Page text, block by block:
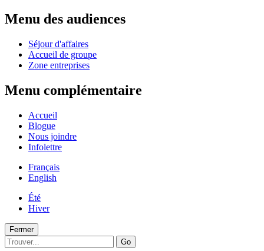
Menu des audiences
Séjour d'affaires
Accueil de groupe
Zone entreprises
Menu complémentaire
Accueil
Blogue
Nous joindre
Infolettre
Français
English
Été
Hiver
Fermer
Go